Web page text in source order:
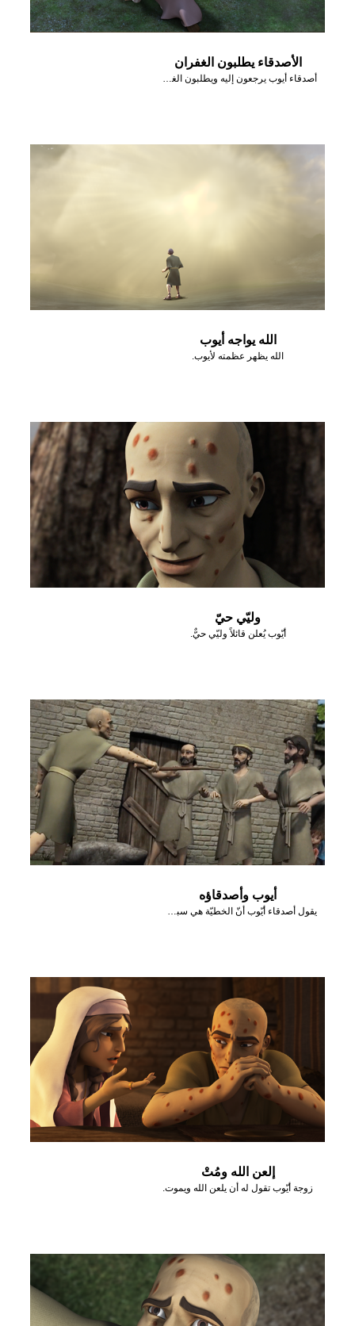
الأصدقاء يطلبون الغفران
أصدقاء أيوب يرجعون إليه ويطلبون الغفران.
الله يواجه أيوب
الله يظهر عظمته لأيوب.
وليّي حيّ
أيّوب يُعلن قائلاً وليّي حيٌّ.
أيوب وأصدقاؤه
يقول أصدقاء أيّوب أنّ الخطيّة هي سبب مشاكله.
إلعن الله ومُتْ
زوجة أيّوب تقول له أن يلعن الله ويموت.